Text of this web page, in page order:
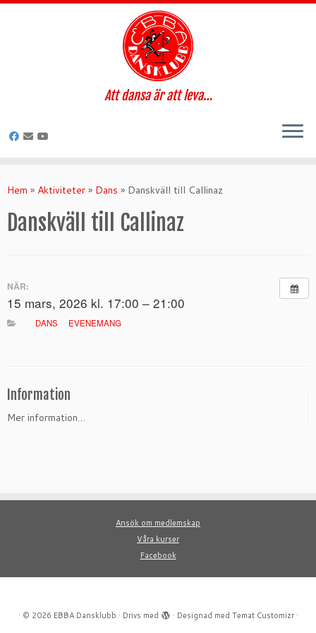
till
Att dansa är att leva…
Hem » Aktiviteter » Dans » Danskväll till Callinaz
Danskväll till Callinaz
NÄR:
15 mars, 2026 kl. 17:00 – 21:00
DANS EVENEMANG
Information
Mer information…
Ansök om medlemskap
Våra kurser
Facebook
· © 2026 EBBA Dansklubb · Drivs med · Designad med Temat Customizr·